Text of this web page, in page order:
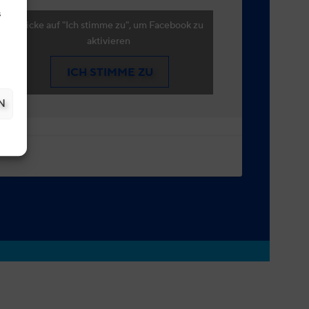
Klicke auf "Ich stimme zu", um Facebook zu
aktivieren
ICH STIMME ZU